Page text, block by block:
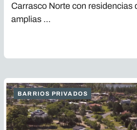
Carrasco Norte con residencias
amplias ...
BARRIOS PRIVADOS